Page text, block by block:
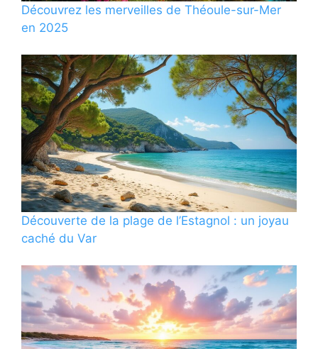
Découvrez les merveilles de Théoule-sur-Mer
en 2025
Découverte de la plage de l’Estagnol : un joyau
caché du Var